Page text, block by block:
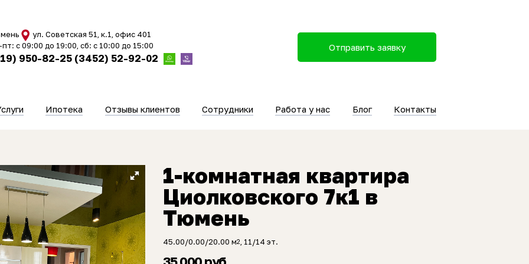
ул. Советская 51, к.1, офис 401
с 09:00 до 19:00, сб: с 10:00 до 15:00
950-82-25 (3452) 52-92-02
Отправить заявку
Ипотека Отзывы клиентов Сотрудники Работа у нас Блог Контакты
1-комнатная квартира
Циолковского 7к1 в
Тюмень
45.00/0.00/20.00 м2 , 11/14 эт.